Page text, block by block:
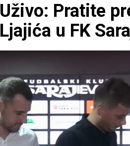
Uživo: Pratite
Ljajića u FK